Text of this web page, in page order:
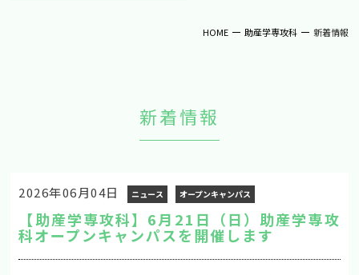
HOME 助産学専攻科 新着情報
新着情報
2026年06月04日 ニュース オープンキャンパス
【助産学専攻科】6月21日（日）助産学専攻
科オープンキャンパスを開催します